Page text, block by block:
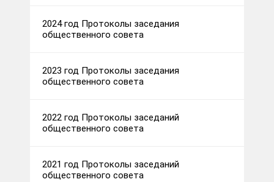
2024 год Протоколы заседания
общественного совета
2023 год Протоколы заседания
общественного совета
2022 год Протоколы заседаний
общественного совета
2021 год Протоколы заседаний
общественного совета